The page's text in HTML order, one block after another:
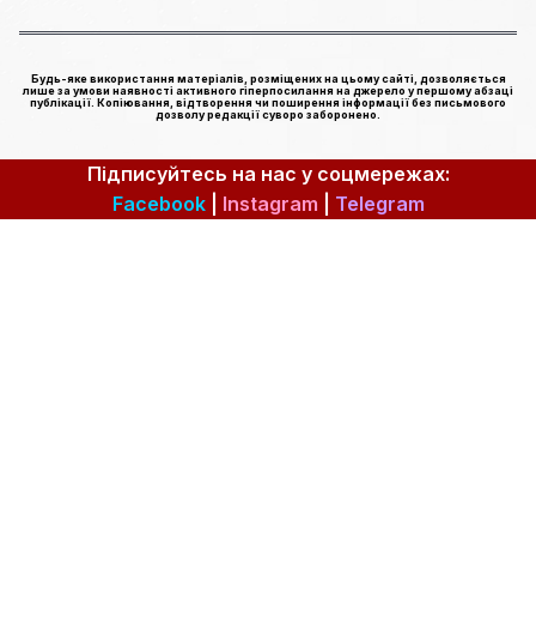
Будь-яке використання матеріалів, розміщених на цьому сайті, дозволяється
лише за умови наявності активного гіперпосилання на джерело у першому абзаці
публікації. Копіювання, відтворення чи поширення інформації без письмового
дозволу редакції суворо заборонено.
Підписуйтесь на нас у соцмережах:
Facebook| Instagram Telegram